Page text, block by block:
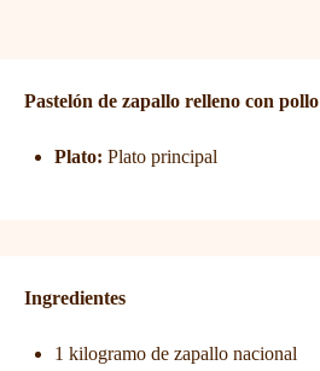
Pastelón de zapallo relleno con
Plato: Plato principal
Ingredientes
1 kilogramo de zapallo nacional